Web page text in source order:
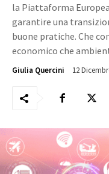
la Piattaforma
garantire una
buone pratiche. Che
economico che
Giulia Quercini 12